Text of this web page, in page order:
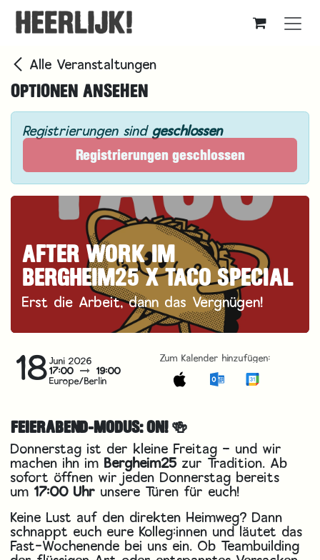
Zum Inhalt springen
Alle Veranstaltungen
OPTIONEN ANSEHEN
Registrierungen sind geschlossen
Registrierungen geschlossen
AFTER WORK IM
BERGHEIM25 X TACO SPECIAL
Erst die Arbeit, dann das Vergnügen!
18Juni 2026
17:00 19:00
Europe/Berlin
Zum Kalender hinzufügen:
FEIERABEND-MODUS: ON! 🍻
Donnerstag ist der kleine Freitag – und wir
machen ihn im Bergheim25 zur Tradition. Ab
sofort öffnen wir jeden Donnerstag bereits
um 17:00 Uhr unsere Türen für euch!
Keine Lust auf den direkten Heimweg? Dann
schnappt euch eure Kolleg:innen und läutet das
Fast-Wochenende bei uns ein. Ob Teambuilding